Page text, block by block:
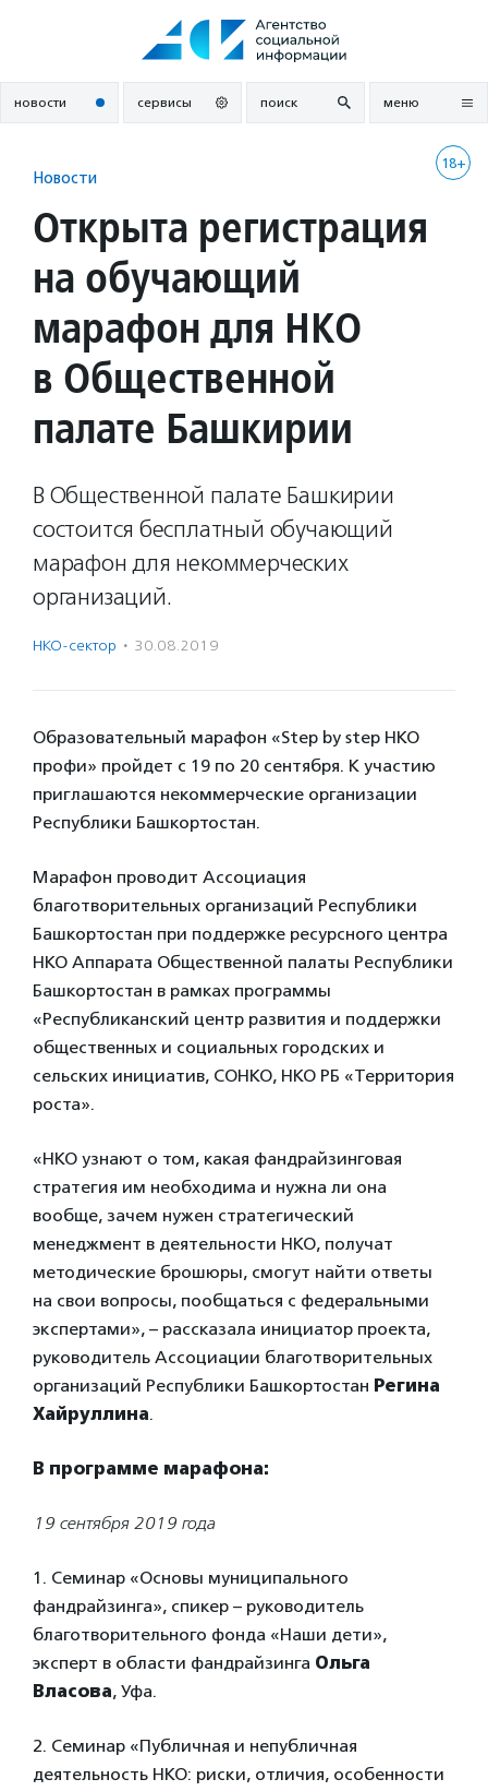
новости сервисы поиск меню
18+
Новости
Открыта регистрация
на обучающий
марафон для НКО
в Общественной
палате Башкирии
В Общественной палате Башкирии
состоится бесплатный обучающий
марафон для некоммерческих
организаций.
НКО-сектор · 30.08.2019
Образовательный марафон «Step by step НКО
профи» пройдет с 19 по 20 сентября. К участию
приглашаются некоммерческие организации
Республики Башкортостан.
Марафон проводит Ассоциация
благотворительных организаций Республики
Башкортостан при поддержке ресурсного центра
НКО Аппарата Общественной палаты Республики
Башкортостан в рамках программы
«Республиканский центр развития и поддержки
общественных и социальных городских и
сельских инициатив, СОНКО, НКО РБ «Территория
роста».
«НКО узнают о том, какая фандрайзинговая
стратегия им необходима и нужна ли она
вообще, зачем нужен стратегический
менеджмент в деятельности НКО, получат
методические брошюры, смогут найти ответы
на свои вопросы, пообщаться с федеральными
экспертами», – рассказала инициатор проекта,
руководитель Ассоциации благотворительных
организаций Республики Башкортостан Регина
Хайруллина.
В программе марафона:
19 сентября 2019 года
1. Семинар «Основы муниципального
фандрайзинга», спикер – руководитель
благотворительного фонда «Наши дети»,
эксперт в области фандрайзинга Ольга
Власова, Уфа.
2. Семинар «Публичная и непубличная
деятельность НКО: риски, отличия, особенности